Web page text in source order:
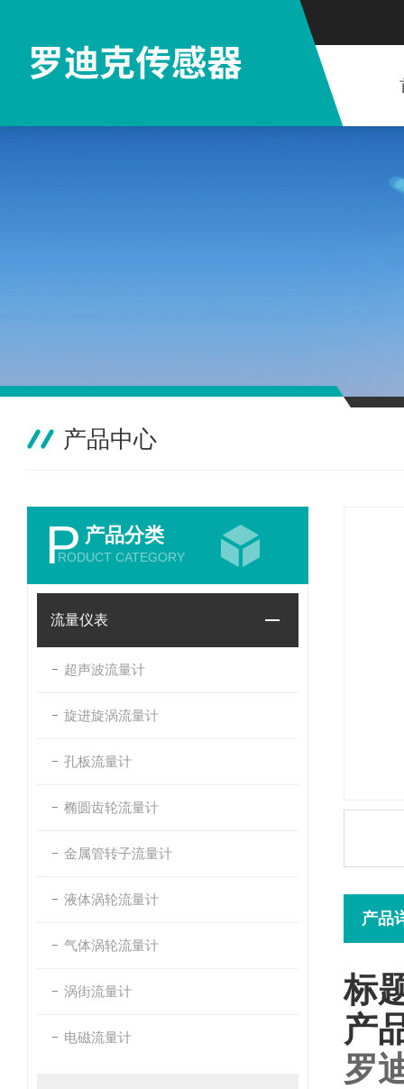
产品中心
P 产品分类
RODUCT CATEGORY
流量仪表
超声波流量计
旋进旋涡流量计
孔板流量计
椭圆齿轮流量计
金属管转子流量计
液体涡轮流量计
气体涡轮流量计
涡街流量计
电磁流量计
产品
标
产
罗